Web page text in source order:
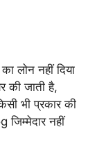
लोन नहीं दिया
की जाती है,
भी प्रकार की
जिम्मेदार नहीं